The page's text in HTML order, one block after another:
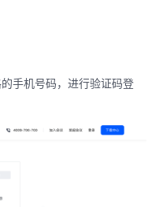
手机号码，进行验证码登